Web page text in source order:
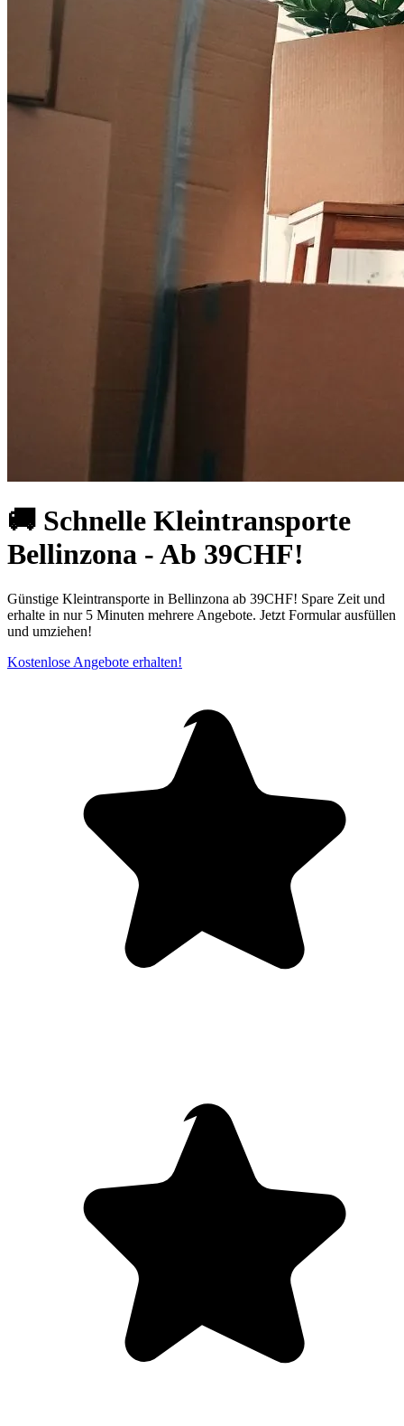
🚚 Schnelle Kleintransporte
Bellinzona - Ab 39CHF!
Günstige Kleintransporte in Bellinzona ab 39CHF! Spare Zeit und
erhalte in nur 5 Minuten mehrere Angebote. Jetzt Formular ausfüllen
und umziehen!
Kostenlose Angebote erhalten!